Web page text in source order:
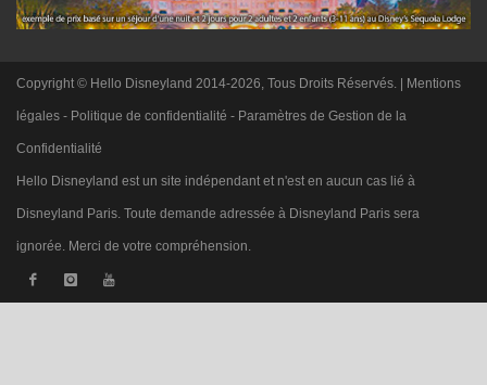
Copyright © Hello Disneyland 2014-2026, Tous Droits Réservés. | Mentions
légales - Politique de confidentialité - Paramètres de Gestion de la
Confidentialité
Hello Disneyland est un site indépendant et n'est en aucun cas lié à
Disneyland Paris. Toute demande adressée à Disneyland Paris sera
ignorée. Merci de votre compréhension.